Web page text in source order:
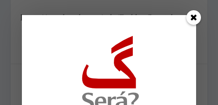
https://pt.wikipedia.org/wiki/Evaldo_Coutinho
COMPARTILHAR: